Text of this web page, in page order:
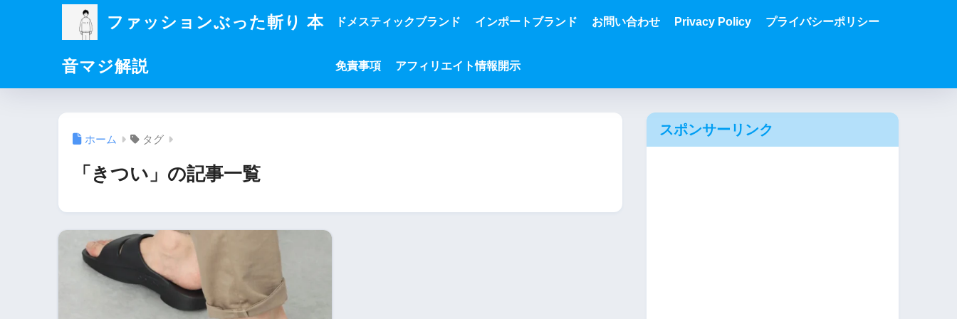
ファッションぶった斬り 本
音マジ解説
ドメスティックブランド インポートブランド お問い合わせ Privacy Policy プライバシーポリシー
免責事項 アフィリエイト情報開示
ホーム タグ
「きつい」の記事一覧
スポンサーリンク